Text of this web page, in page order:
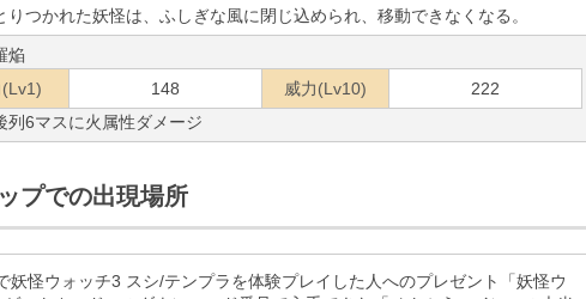
りつかれた妖怪は、ふしぎな風に閉じ込められ、移動できなくなる。
焔
(Lv1)
148 威力(Lv10)
222
列6マスに火属性ダメージ
プでの出現場所
妖怪ウォッチ3 スシ/テンプラを体験プレイした人へのプレゼント「妖怪ウ